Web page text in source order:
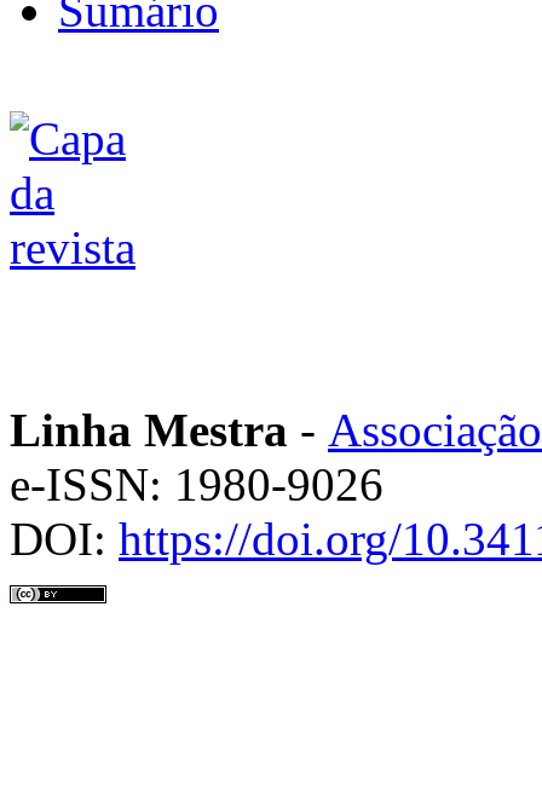
Sumário
Linha Mestra -
e-ISSN: 1980-9026
DOI: https://doi.org/